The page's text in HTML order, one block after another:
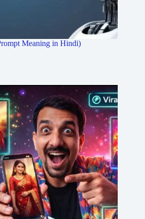
Meaning in Hindi)